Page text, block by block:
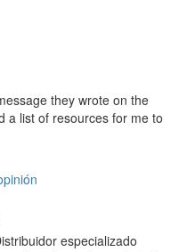
they wrote on the
a list of resources for me to
especializado